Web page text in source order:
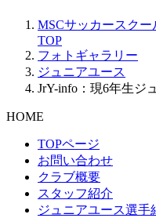
MSCサッカースクー
TOP
フォトギャラリー
ジュニアユース
JrY-info：現6年生ジ
HOME
TOPページ
お問い合わせ
クラブ概要
スタッフ紹介
ジュニアユース選手